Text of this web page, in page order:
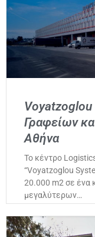
Γραφείων
Αθήνα
Το κέντρο
“Voyatzoglou
20.000 m2 σε ένα
μεγαλύτερων…